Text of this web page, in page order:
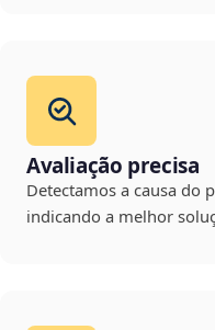
Avaliação precisa
Detectamos a causa do
indicando a melhor